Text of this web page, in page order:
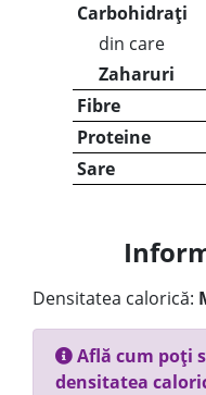
Carbohidrați
din care
Zaharuri
Fibre
Proteine
Sare
Densitatea calorică:
Află cum poți
densitatea